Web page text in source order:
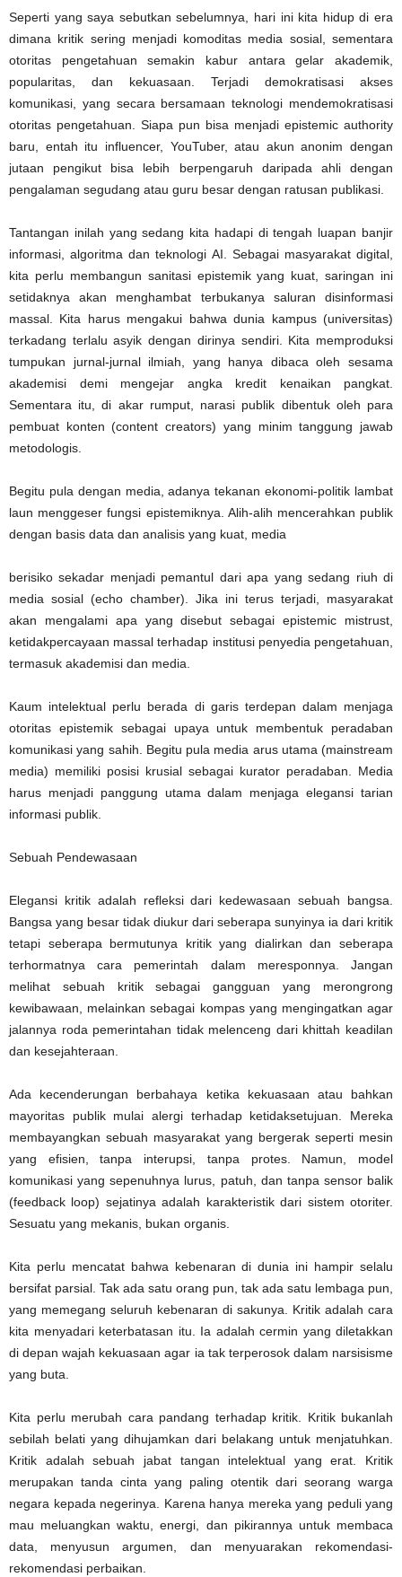
Seperti yang saya sebutkan sebelumnya, hari ini kita hidup di era
dimana kritik sering menjadi komoditas media sosial, sementara
otoritas pengetahuan semakin kabur antara gelar akademik,
popularitas, dan kekuasaan. Terjadi demokratisasi akses
komunikasi, yang secara bersamaan teknologi mendemokratisasi
otoritas pengetahuan. Siapa pun bisa menjadi epistemic authority
baru, entah itu influencer, YouTuber, atau akun anonim dengan
jutaan pengikut bisa lebih berpengaruh daripada ahli dengan
pengalaman segudang atau guru besar dengan ratusan publikasi.
Tantangan inilah yang sedang kita hadapi di tengah luapan banjir
informasi, algoritma dan teknologi AI. Sebagai masyarakat digital,
kita perlu membangun sanitasi epistemik yang kuat, saringan ini
setidaknya akan menghambat terbukanya saluran disinformasi
massal. Kita harus mengakui bahwa dunia kampus (universitas)
terkadang terlalu asyik dengan dirinya sendiri. Kita memproduksi
tumpukan jurnal-jurnal ilmiah, yang hanya dibaca oleh sesama
akademisi demi mengejar angka kredit kenaikan pangkat.
Sementara itu, di akar rumput, narasi publik dibentuk oleh para
pembuat konten (content creators) yang minim tanggung jawab
metodologis.
Begitu pula dengan media, adanya tekanan ekonomi-politik lambat
laun menggeser fungsi epistemiknya. Alih-alih mencerahkan publik
dengan basis data dan analisis yang kuat, media
berisiko sekadar menjadi pemantul dari apa yang sedang riuh di
media sosial (echo chamber). Jika ini terus terjadi, masyarakat
akan mengalami apa yang disebut sebagai epistemic mistrust,
ketidakpercayaan massal terhadap institusi penyedia pengetahuan,
termasuk akademisi dan media.
Kaum intelektual perlu berada di garis terdepan dalam menjaga
otoritas epistemik sebagai upaya untuk membentuk peradaban
komunikasi yang sahih. Begitu pula media arus utama (mainstream
media) memiliki posisi krusial sebagai kurator peradaban. Media
harus menjadi panggung utama dalam menjaga elegansi tarian
informasi publik.
Sebuah Pendewasaan
Elegansi kritik adalah refleksi dari kedewasaan sebuah bangsa.
Bangsa yang besar tidak diukur dari seberapa sunyinya ia dari kritik
tetapi seberapa bermutunya kritik yang dialirkan dan seberapa
terhormatnya cara pemerintah dalam meresponnya. Jangan
melihat sebuah kritik sebagai gangguan yang merongrong
kewibawaan, melainkan sebagai kompas yang mengingatkan agar
jalannya roda pemerintahan tidak melenceng dari khittah keadilan
dan kesejahteraan.
Ada kecenderungan berbahaya ketika kekuasaan atau bahkan
mayoritas publik mulai alergi terhadap ketidaksetujuan. Mereka
membayangkan sebuah masyarakat yang bergerak seperti mesin
yang efisien, tanpa interupsi, tanpa protes. Namun, model
komunikasi yang sepenuhnya lurus, patuh, dan tanpa sensor balik
(feedback loop) sejatinya adalah karakteristik dari sistem otoriter.
Sesuatu yang mekanis, bukan organis.
Kita perlu mencatat bahwa kebenaran di dunia ini hampir selalu
bersifat parsial. Tak ada satu orang pun, tak ada satu lembaga pun,
yang memegang seluruh kebenaran di sakunya. Kritik adalah cara
kita menyadari keterbatasan itu. Ia adalah cermin yang diletakkan
di depan wajah kekuasaan agar ia tak terperosok dalam narsisisme
yang buta.
Kita perlu merubah cara pandang terhadap kritik. Kritik bukanlah
sebilah belati yang dihujamkan dari belakang untuk menjatuhkan.
Kritik adalah sebuah jabat tangan intelektual yang erat. Kritik
merupakan tanda cinta yang paling otentik dari seorang warga
negara kepada negerinya. Karena hanya mereka yang peduli yang
mau meluangkan waktu, energi, dan pikirannya untuk membaca
data, menyusun argumen, dan menyuarakan rekomendasi-
rekomendasi perbaikan.